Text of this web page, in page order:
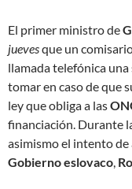
El primer ministro de
juevesque un
llamada telefónica
tomar en caso de que
ley que obliga a las
financiación. Durante
asimismo el intento
Gobierno eslovaco,